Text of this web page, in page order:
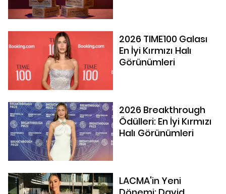
2026 TIME100 Galası
En İyi Kırmızı Halı
Görünümleri
2026 Breakthrough
Ödülleri: En İyi Kırmızı
Halı Görünümleri
LACMA'in Yeni